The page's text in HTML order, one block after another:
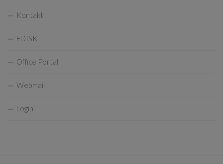
Kontakt
FDISK
Office Portal
Webmail
Login